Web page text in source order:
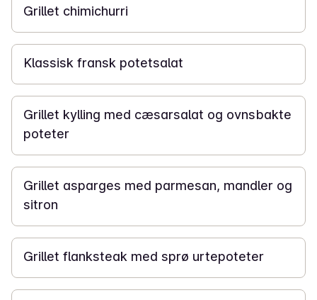
Grillet chimichurri
50 min
Klassisk fransk potetsalat
50 min
Grillet kylling med cæsarsalat og ovnsbakte
poteter
15 min
Grillet asparges med parmesan, mandler og
sitron
1 t
Grillet flanksteak med sprø urtepoteter
45 min